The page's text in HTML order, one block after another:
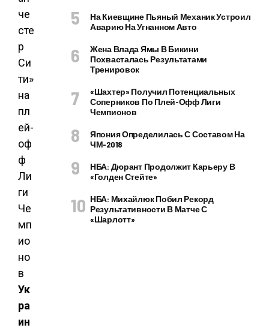
Ук
ра
ин
На Киевщине Пьяный Механик Устроил
Аварию На Угнанном Авто
Жена Влада Ямы В Бикини
Похвасталась Результатами
Тренировок
«Шахтер» Получил Потенциальных
Соперников По Плей-Офф Лиги
Чемпионов
Япония Определилась С Составом На
ЧМ-2018
НБА: Дюрант Продолжит Карьеру В
«Голден Стейте»
НБА: Михайлюк Побил Рекорд
Результативности В Матче С
«Шарлотт»